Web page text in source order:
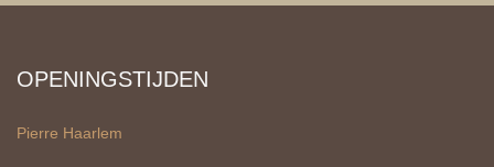
OPENINGSTIJDEN
Pierre Haarlem